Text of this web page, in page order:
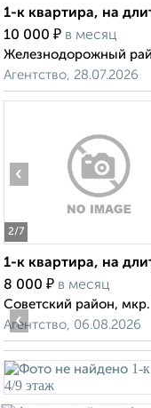
1-к квартира, на
10 000 ₽ в месяц
Железнодорожный
Агентство, 28.07.2026
2/7
‹
1-к квартира, на
8 000 ₽ в месяц
Советский район, мкр.
Агентство, 06.08.2026
‹